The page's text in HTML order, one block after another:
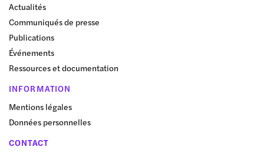
Actualités
Communiqués de presse
Publications
Événements
Ressources et documentation
INFORMATION
Mentions légales
Données personnelles
CONTACT